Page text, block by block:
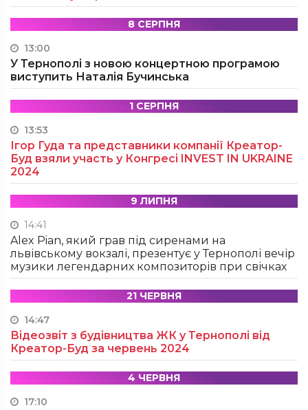
8 СЕРПНЯ
13:00
У Тернополі з новою концертною програмою
виступить Наталія Бучинська
1 СЕРПНЯ
13:53
Ігор Гуда та представники компанії Креатор-
Буд взяли участь у Конгресі INVEST IN UKRAINE
2024
9 ЛИПНЯ
14:41
Alex Pian, який грав під сиренами на
львівському вокзалі, презентує у Тернополі вечір
музики легендарних композиторів при свічках
21 ЧЕРВНЯ
14:47
Відеозвіт з будівництва ЖК у Тернополі від
Креатор-Буд за червень 2024
4 ЧЕРВНЯ
17:10